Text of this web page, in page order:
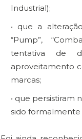
Industrial);
• que a
“Pump”,
tentativa de
aproveitamento
marcas;
• que persistiram
sido